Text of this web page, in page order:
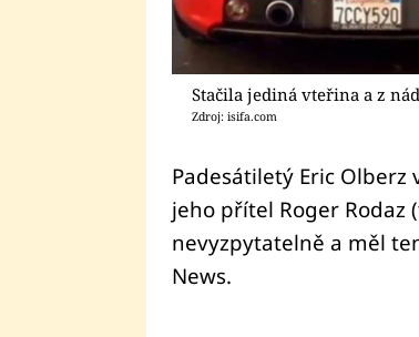
Stačila jediná vteřina a z
Zdroj: isifa.com
Padesátiletý Eric Olberz
jeho přítel Roger Rodaz
nevyzpytatelně a měl
News.